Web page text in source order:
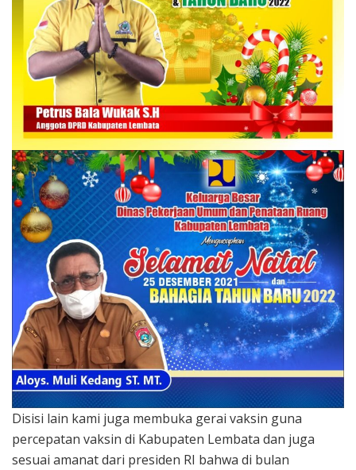
Disisi lain kami juga membuka gerai vaksin guna
percepatan vaksin di Kabupaten Lembata dan juga
sesuai amanat dari presiden RI bahwa di bulan